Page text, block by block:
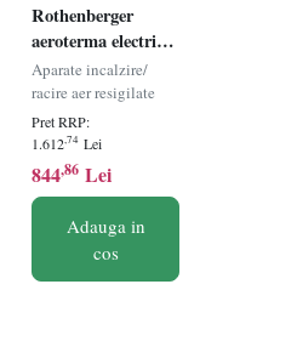
Rothenberger
aeroterma electrica
industriala 2200W,
230V, flux aer 160
m³/h, 30x45 cm -
Verificat A · Re-
Bloom
Aparate incalzire/
racire aer resigilate
Pret RRP:
1.612,74 Lei
844,86 Lei
Adauga in
cos